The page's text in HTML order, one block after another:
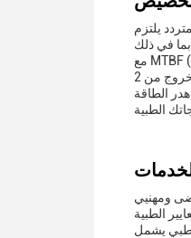
يلتزم
مع MTBF (متوسط الوقت بين الفشل) من 50،000 ساعة، تم بناء لدينا الصحة-درجة محول AC لفترة طويلة، وتقديم طاقة ثابتة دون انقطاع.المكيف يوفر
كفاءة مثير للإعجاب ≥85٪، مما يقلل من هدر الطاقة
ومهنيي